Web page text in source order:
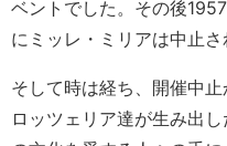
ベントでした。その後
にミッレ・ミリアは中止さ
そして時は経ち、開催中
ロッツェリア達が生み出